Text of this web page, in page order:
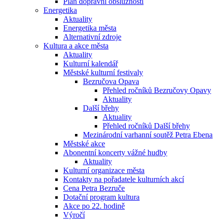
Energetika
Aktuality
Energetika města
Alternativní zdroje
Kultura a akce města
Aktuality
Kulturní kalendář
Městské kulturní festivaly
Bezručova Opava
Přehled ročníků Bezručovy Opavy
Aktuality
Další břehy
Aktuality
Přehled ročníků Další břehy
Mezinárodní varhanní soutěž Petra Ebena
Městské akce
Abonentní koncerty vážné hudby
Aktuality
Kulturní organizace města
Kontakty na pořadatele kulturních akcí
Cena Petra Bezruče
Dotační program kultura
Akce po 22. hodině
Výročí